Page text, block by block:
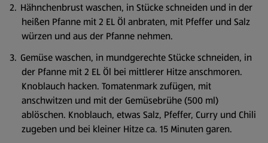
Hähnchenbrust waschen, in Stücke schneiden und in der
heißen Pfanne mit 2 EL Öl anbraten, mit Pfeffer und Salz
würzen und aus der Pfanne nehmen.
Gemüse waschen, in mundgerechte Stücke schneiden, in
der Pfanne mit 2 EL Öl bei mittlerer Hitze anschmoren.
Knoblauch hacken. Tomatenmark zufügen, mit
anschwitzen und mit der Gemüsebrühe (500 ml)
ablöschen. Knoblauch, etwas Salz, Pfeffer, Curry und Chili
zugeben und bei kleiner Hitze ca. 15 Minuten garen.